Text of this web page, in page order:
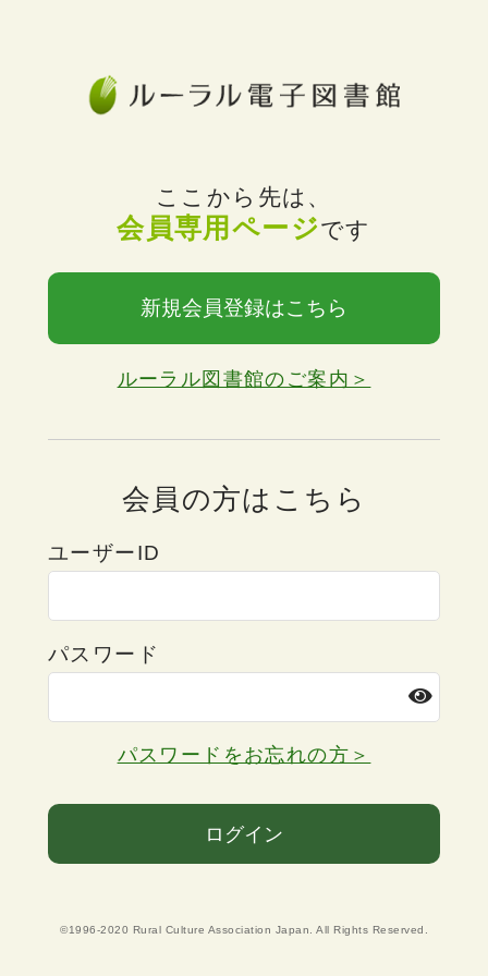
ここから先は、
会員専用ページです
新規会員登録はこちら
ルーラル図書館のご案内＞
会員の方はこちら
ユーザーID
パスワード
パスワードをお忘れの方＞
ログイン
©1996-2020 Rural Culture Association Japan. All Rights Reserved.